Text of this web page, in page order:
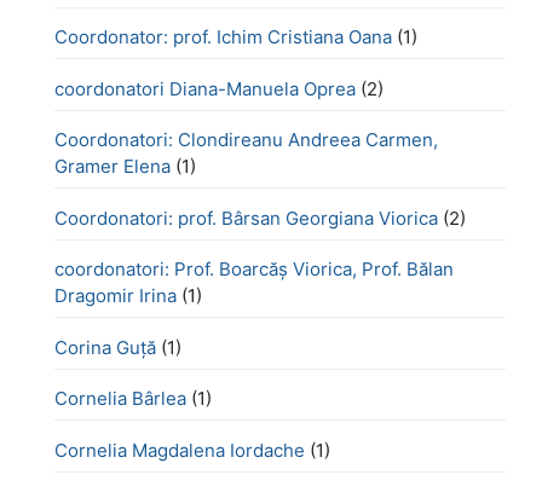
Coordonator: prof. Ichim Cristiana Oana (1)
coordonatori Diana-Manuela Oprea (2)
Coordonatori: Clondireanu Andreea Carmen,
Gramer Elena (1)
Coordonatori: prof. Bârsan Georgiana Viorica (2)
coordonatori: Prof. Boarcăș Viorica, Prof. Bălan
Dragomir Irina (1)
Corina Guță (1)
Cornelia Bârlea (1)
Cornelia Magdalena Iordache (1)